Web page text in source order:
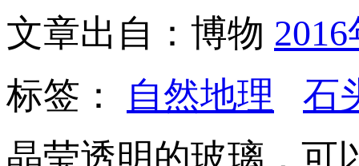
文章出自：博物
标签：
自然地理
石
晶莹透明的玻璃，可